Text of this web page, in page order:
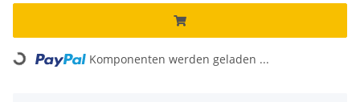
Loading... Komponenten werden geladen ...